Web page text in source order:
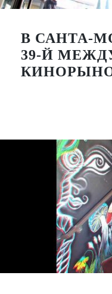
В САНТА-
39-Й